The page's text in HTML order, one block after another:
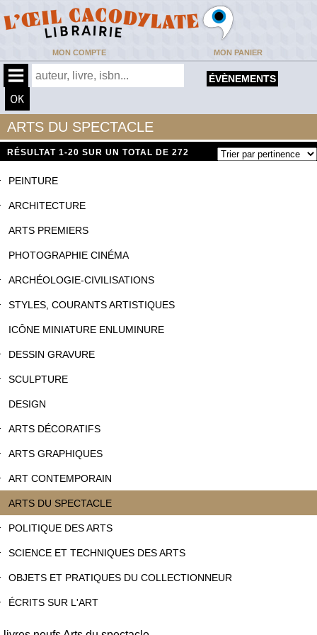
MON COMPTE MON PANIER
ÉVÈNEMENTS
ARTS DU SPECTACLE
RÉSULTAT 1-20 SUR UN TOTAL DE 272
PEINTURE
ARCHITECTURE
ARTS PREMIERS
PHOTOGRAPHIE CINÉMA
ARCHÉOLOGIE-CIVILISATIONS
STYLES, COURANTS ARTISTIQUES
ICÔNE MINIATURE ENLUMINURE
DESSIN GRAVURE
SCULPTURE
DESIGN
ARTS DÉCORATIFS
ARTS GRAPHIQUES
ART CONTEMPORAIN
ARTS DU SPECTACLE
POLITIQUE DES ARTS
SCIENCE ET TECHNIQUES DES ARTS
OBJETS ET PRATIQUES DU COLLECTIONNEUR
ÉCRITS SUR L'ART